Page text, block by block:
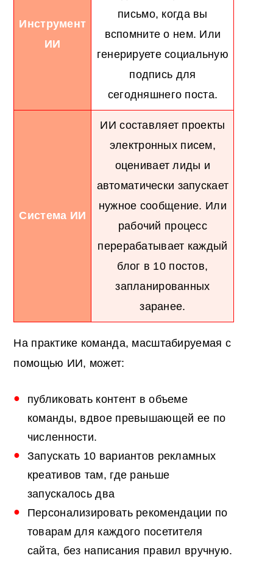
Инструмент
ИИ
письмо, когда вы
вспомните о нем. Или
генерируете социальную
подпись для
сегодняшнего поста.
Система ИИ
ИИ составляет проекты
электронных писем,
оценивает лиды и
автоматически запускает
нужное сообщение. Или
рабочий процесс
перерабатывает каждый
блог в 10 постов,
запланированных
заранее.
На практике команда, масштабируемая с
помощью ИИ, может:
публиковать контент в объеме
команды, вдвое превышающей ее по
численности.
Запускать 10 вариантов рекламных
креативов там, где раньше
запускалось два
Персонализировать рекомендации по
товарам для каждого посетителя
сайта, без написания правил вручную.